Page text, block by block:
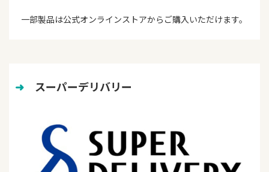
一部製品は公式オンラインストアからご購入いただけます。
➜ スーパーデリバリー